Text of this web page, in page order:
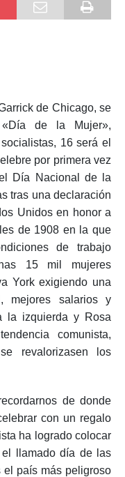
de Chicago, se
de la Mujer»,
16​ será el
por primera vez
Día Nacional de la
tras una declaración
Unidos en honor a
de 1908 en la que
de trabajo
15 mil mujeres
York exigiendo una
mejores salarios y
la izquierda y Rosa
comunista,
revalorizasen los
de donde
con un regalo
ha logrado colocar
llamado día de las
el país más peligroso